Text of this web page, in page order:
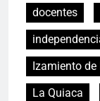
docentes
Izamiento de
La Quiaca